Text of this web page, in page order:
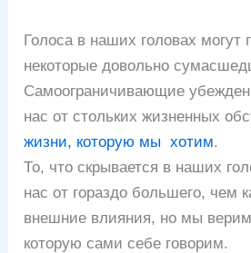
Голоса в наших головах могут
некоторые довольно
Самоограничивающие
нас от стольких жизненных
жизни, которую мы хотим.
То, что скрывается в наших
нас от гораздо большего, чем
внешние влияния, но мы верим
которую сами себе говорим.